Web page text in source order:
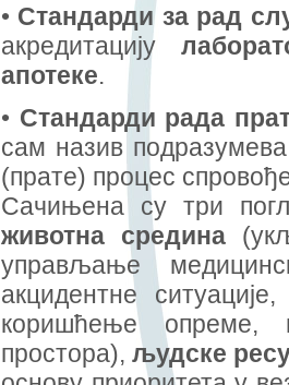
• Стандарди за рад
акредитацију
апотеке.
• Стандарди рада
сам назив
(прате) процес
Сачињена су три
животна средина
управљање
акцидентне
коришћење опреме,
простора), људске